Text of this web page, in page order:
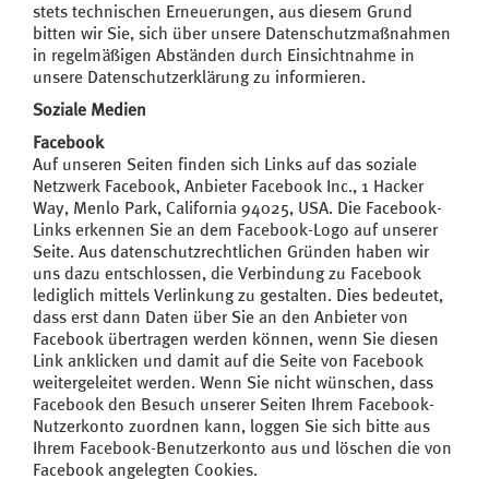
stets technischen Erneuerungen, aus diesem Grund
bitten wir Sie, sich über unsere Datenschutzmaßnahmen
in regelmäßigen Abständen durch Einsichtnahme in
unsere Datenschutzerklärung zu informieren.
Soziale Medien
Facebook
Auf unseren Seiten finden sich Links auf das soziale
Netzwerk Facebook, Anbieter Facebook Inc., 1 Hacker
Way, Menlo Park, California 94025, USA. Die Facebook-
Links erkennen Sie an dem Facebook-Logo auf unserer
Seite. Aus datenschutzrechtlichen Gründen haben wir
uns dazu entschlossen, die Verbindung zu Facebook
lediglich mittels Verlinkung zu gestalten. Dies bedeutet,
dass erst dann Daten über Sie an den Anbieter von
Facebook übertragen werden können, wenn Sie diesen
Link anklicken und damit auf die Seite von Facebook
weitergeleitet werden. Wenn Sie nicht wünschen, dass
Facebook den Besuch unserer Seiten Ihrem Facebook-
Nutzerkonto zuordnen kann, loggen Sie sich bitte aus
Ihrem Facebook-Benutzerkonto aus und löschen die von
Facebook angelegten Cookies.